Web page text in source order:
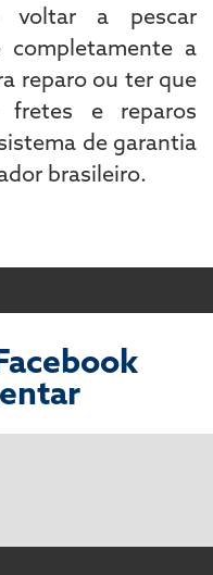
voltar a pescar
completamente a
reparo ou ter que
e reparos
de garantia
brasileiro.